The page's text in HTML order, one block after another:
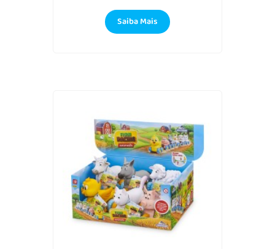
Saiba Mais